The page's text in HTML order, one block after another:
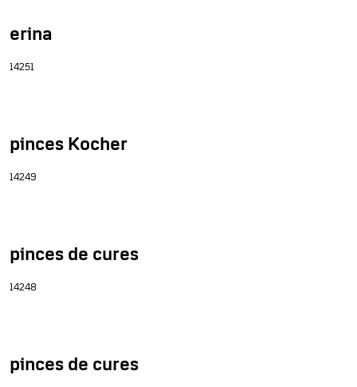
erina
14251
pinces Kocher
14249
pinces de cures
14248
pinces de cures